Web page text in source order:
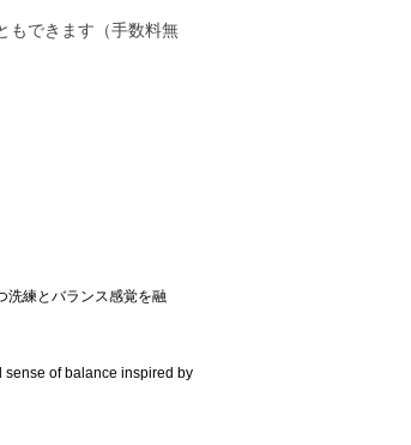
もできます（手数料無
洗練とバランス感覚を融
sense of balance inspired by